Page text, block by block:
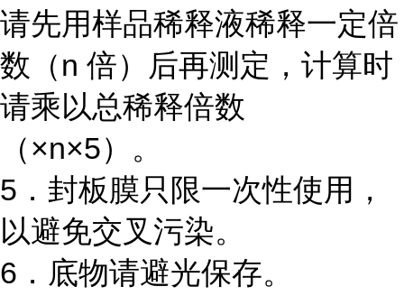
请先用样品稀释液稀释一定倍
数（n 倍）后再测定，计算时
请乘以总稀释倍数
（×n×5）。
5．封板膜只限一次性使用，
以避免交叉污染。
6．底物请避光保存。